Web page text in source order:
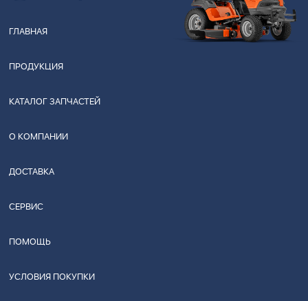
ГЛАВНАЯ
ПРОДУКЦИЯ
КАТАЛОГ ЗАПЧАСТЕЙ
О КОМПАНИИ
ДОСТАВКА
СЕРВИС
ПОМОЩЬ
УСЛОВИЯ ПОКУПКИ